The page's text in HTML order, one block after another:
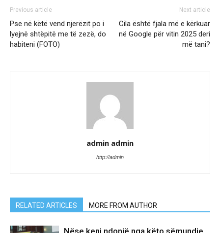
Previous article
Pse në këtë vend njerëzit po i
lyejnë shtëpitë me të zezë, do
habiteni (FOTO)
Next article
Cila është fjala më e kërkuar
në Google për vitin 2025 deri
më tani?
admin admin
http://admin
RELATED ARTICLES MORE FROM AUTHOR
Nëse keni ndonjë nga këto sëmundje,